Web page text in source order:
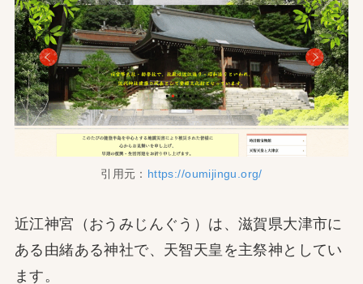
引用元： https://oumijingu.org/
近江神宮（おうみじんぐう）は、滋賀県大津市に
ある由緒ある神社で、天智天皇を主祭神としてい
ます。